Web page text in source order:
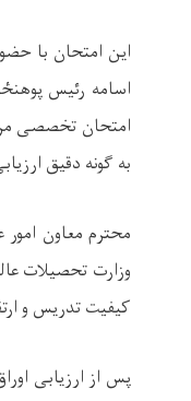
این امتحان با
اسامه رئیس
امتحان تخصصی
به گونه دقیق
محترم معاون
وزارت تحصیلات
کیفیت تدریس و
پس از ارزیابی